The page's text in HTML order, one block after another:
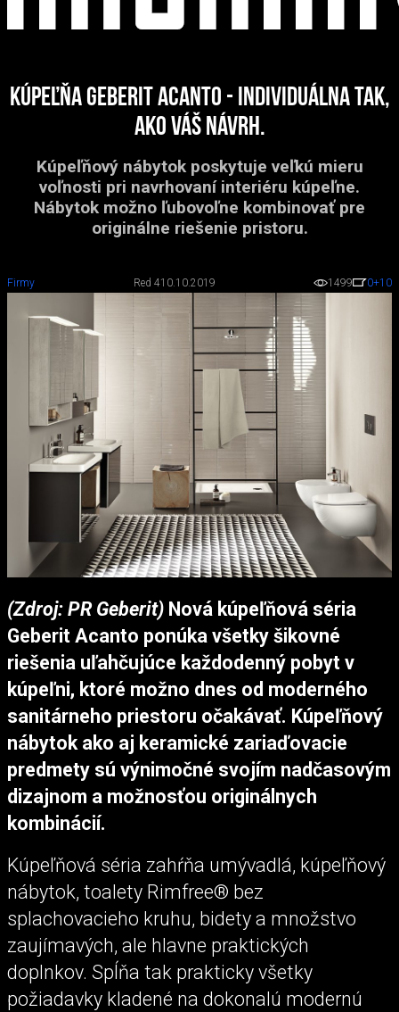
Kúpeľňa Geberit Acanto - individuálna tak,
ako váš návrh.
Kúpeľňový nábytok poskytuje veľkú mieru
voľnosti pri navrhovaní interiéru kúpeľne.
Nábytok možno ľubovoľne kombinovať pre
originálne riešenie pristoru.
Firmy Red 410.10.2019 1499 0+10
(Zdroj: PR Geberit) Nová kúpeľňová séria
Geberit Acanto ponúka všetky šikovné
riešenia uľahčujúce každodenný pobyt v
kúpeľni, ktoré možno dnes od moderného
sanitárneho priestoru očakávať. Kúpeľňový
nábytok ako aj keramické zariaďovacie
predmety sú výnimočné svojím nadčasovým
dizajnom a možnosťou originálnych
kombinácií.
Kúpeľňová séria zahŕňa umývadlá, kúpeľňový
nábytok, toalety Rimfree® bez
splachovacieho kruhu, bidety a množstvo
zaujímavých, ale hlavne praktických
doplnkov. Spĺňa tak prakticky všetky
požiadavky kladené na dokonalú modernú